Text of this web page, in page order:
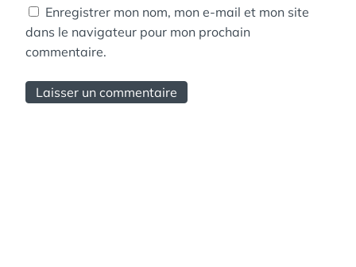
Enregistrer mon nom, mon e-mail et mon site
dans le navigateur pour mon prochain
commentaire.